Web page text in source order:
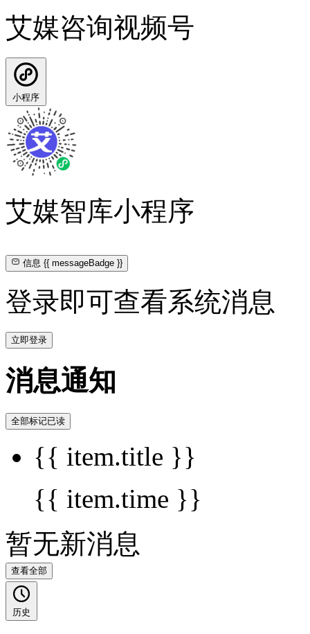
艾媒咨询视频号
小程序
艾媒智库小程序
信息{{ messageBadge }}
登录即可查看系统消息
立即登录
消息通知
全部标记已读
{{ item.title }}
{{ item.time }}
暂无新消息
查看全部
历史